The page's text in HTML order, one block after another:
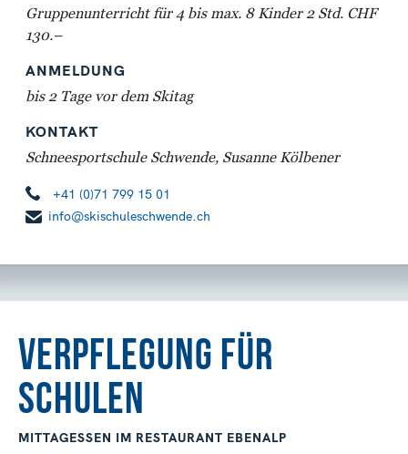
Gruppenunterricht für 4 bis max. 8 Kinder 2 Std. CHF
130.–
ANMELDUNG
bis 2 Tage vor dem Skitag
KONTAKT
Schneesportschule Schwende, Susanne Kölbener
+41 (0)71 799 15 01
info@skischuleschwende.ch
VERPFLEGUNG FÜR
SCHULEN
MITTAGESSEN IM RESTAURANT EBENALP